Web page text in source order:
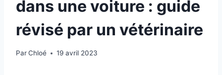
dans une voiture : guide
révisé par un vétérinaire
ParChloé 19 avril 2023